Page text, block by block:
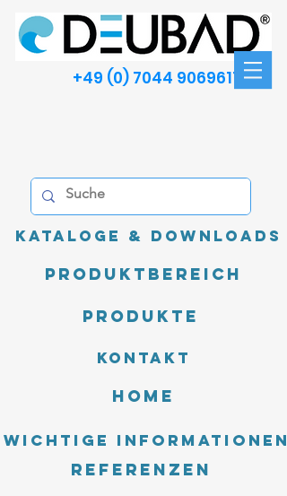
+49 (0) 7044 9069611
Kataloge & Downloads
Produktbereich
Produkte
Kontakt
Home
Wichtige Informationen
Referenzen